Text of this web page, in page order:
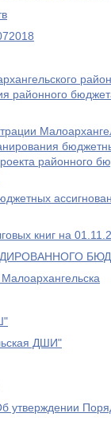
районного
районного
книг на
ДШИ"
утверждении